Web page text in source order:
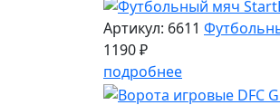
Артикул: 6611
1190 ₽
подробнее